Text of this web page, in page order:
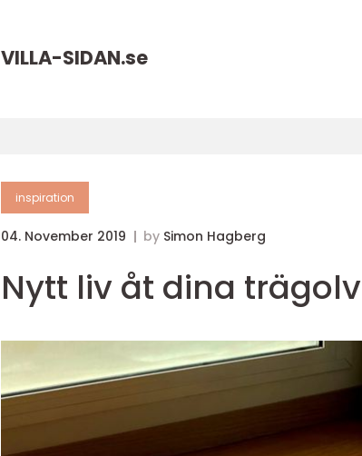
VILLA-SIDAN.se
inspiration
04. November 2019 by Simon Hagberg
Nytt liv åt dina trägolv